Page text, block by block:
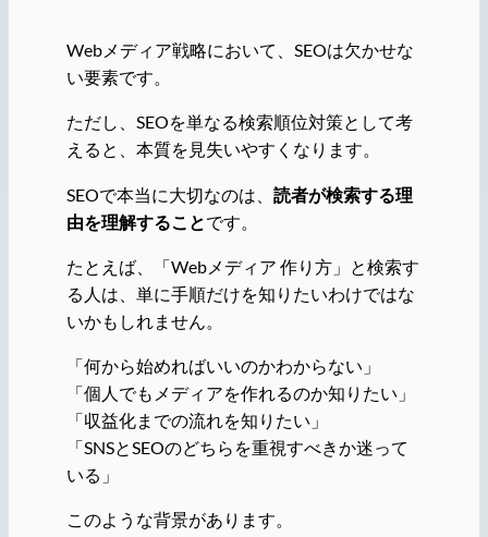
Webメディア戦略において、SEOは欠かせな
い要素です。
ただし、SEOを単なる検索順位対策として考
えると、本質を見失いやすくなります。
SEOで本当に大切なのは、 読者が検索する理
由を理解することです。
たとえば、「Webメディア 作り方」と検索す
る人は、単に手順だけを知りたいわけではな
いかもしれません。
「何から始めればいいのかわからない」
「個人でもメディアを作れるのか知りたい」
「収益化までの流れを知りたい」
「SNSとSEOのどちらを重視すべきか迷って
いる」
このような背景があります。